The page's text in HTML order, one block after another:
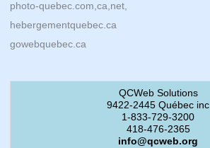
photo-quebec.com,ca,net,
hebergementquebec.ca
gowebquebec.ca
QCWeb Solutions
9422-2445 Québec inc
1-833-729-3200
418-476-2365
info@qcweb.org